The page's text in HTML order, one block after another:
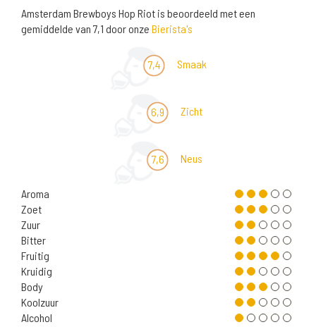
Amsterdam Brewboys Hop Riot is beoordeeld met een
gemiddelde van 7,1 door onze Bierista's
7,4 Smaak
6,9 Zicht
7,6 Neus
Aroma
Zoet
Zuur
Bitter
Fruitig
Kruidig
Body
Koolzuur
Alcohol